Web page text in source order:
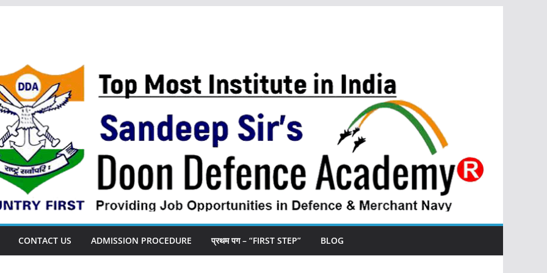
CONTACT US ADMISSION PROCEDURE प्रथम पग – “FIRST STEP” BLOG